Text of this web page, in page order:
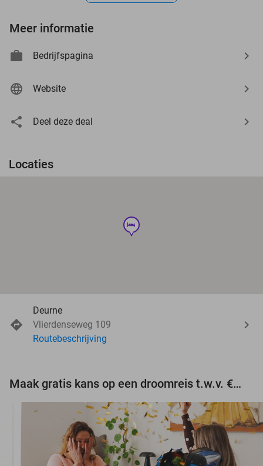
Meer informatie
Bedrijfspagina
Website
Deel deze deal
Locaties
hotel
Deurne
Vlierdenseweg 109
Routebeschrijving
Maak gratis kans op een droomreis t.w.v. €3.000!